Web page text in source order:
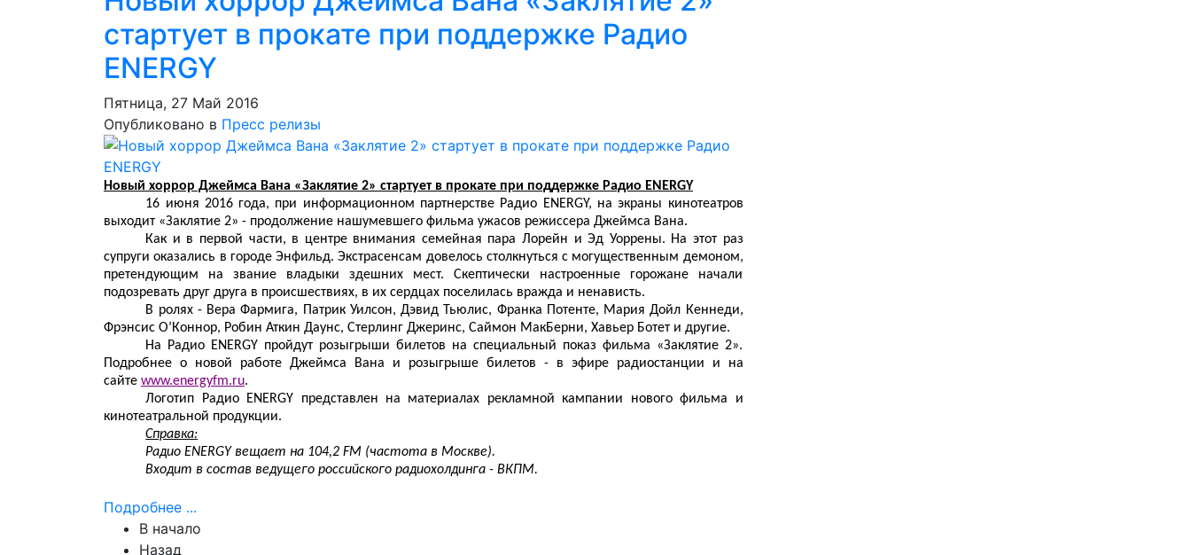
стартует в прокате при поддержке Радио
ENERGY
Пятница, 27 Май 2016
Опубликовано в Пресс релизы
Новый хоррор Джеймса Вана «Заклятие 2» стартует в прокате при поддержке Радио ENERGY
16 июня 2016 года, при информационном партнерстве Радио ENERGY, на экраны кинотеатров
выходит «Заклятие 2» - продолжение нашумевшего фильма ужасов режиссера Джеймса Вана.
Как и в первой части, в центре внимания семейная пара Лорейн и Эд Уоррены. На этот раз
супруги оказались в городе Энфильд. Экстрасенсам довелось столкнуться с могущественным демоном,
претендующим на звание владыки здешних мест. Скептически настроенные горожане начали
подозревать друг друга в происшествиях, в их сердцах поселилась вражда и ненависть.
В ролях - Вера Фармига, Патрик Уилсон, Дэвид Тьюлис, Франка Потенте, Мария Дойл Кеннеди,
Фрэнсис О’Коннор, Робин Аткин Даунс, Стерлинг Джеринс, Саймон МакБерни, Хавьер Ботет и другие.
На Радио ENERGY пройдут розыгрыши билетов на специальный показ фильма «Заклятие 2».
Подробнее о новой работе Джеймса Вана и розыгрыше билетов - в эфире радиостанции и на
сайте www.energyfm.ru.
Логотип Радио ENERGY представлен на материалах рекламной кампании нового фильма и
кинотеатральной продукции.
Справка:
Радио ENERGY вещает на 104,2 FM (частота в Москве).
Входит в состав ведущего российского радиохолдинга - ВКПМ.
Подробнее ...
В начало
Назад